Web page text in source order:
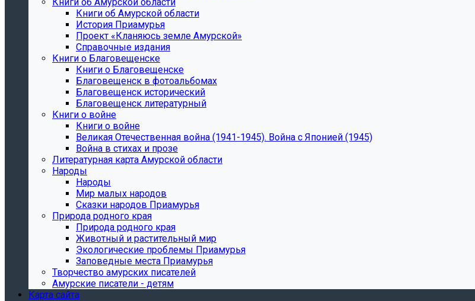
Книги об Амурской области
История Приамурья
Проект «Кланяюсь земле Амурской»
Справочные издания
Книги о Благовещенске
Книги о Благовещенске
Благовещенск в фотоальбомах
Благовещенск исторический
Благовещенск литературный
Книги о войне
Книги о войне
Великая Отечественная война (1941-1945). Война с Японией (1945)
Война в стихах и прозе
Литературная карта Амурской области
Народы
Народы
Мир малых народов
Сказки народов Приамурья
Природа родного края
Природа родного края
Животный и растительный мир
Экологические проблемы Приамурья
Заповедные места Приамурья
Творчество амурских писателей
Амурские писатели - детям
Карта сайта